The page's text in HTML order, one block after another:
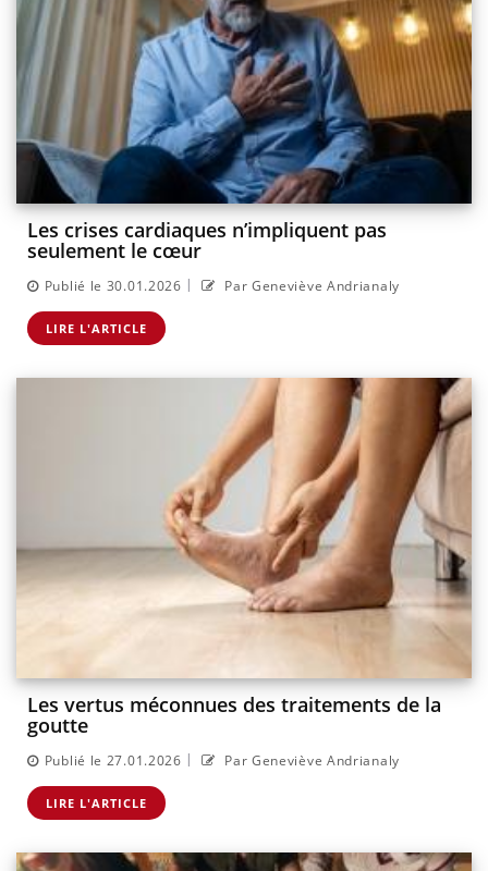
Les crises cardiaques n’impliquent pas
seulement le cœur
Publié le 30.01.2026 | Par Geneviève Andrianaly
LIRE L'ARTICLE
Les vertus méconnues des traitements de la
goutte
Publié le 27.01.2026 | Par Geneviève Andrianaly
LIRE L'ARTICLE